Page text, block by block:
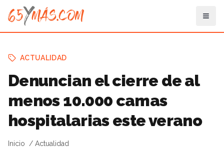
ACTUALIDAD
Denuncian el cierre de al
menos 10.000 camas
hospitalarias este verano
Inicio Actualidad